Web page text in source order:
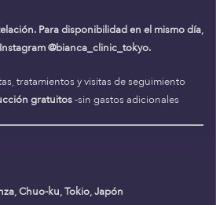
Para disponibilidad en el mismo día,
@bianca_clinic_tokyo.
tratamientos y visitas de seguimiento
gratuitos-sin gastos adicionales
Chuo-ku, Tokio, Japón